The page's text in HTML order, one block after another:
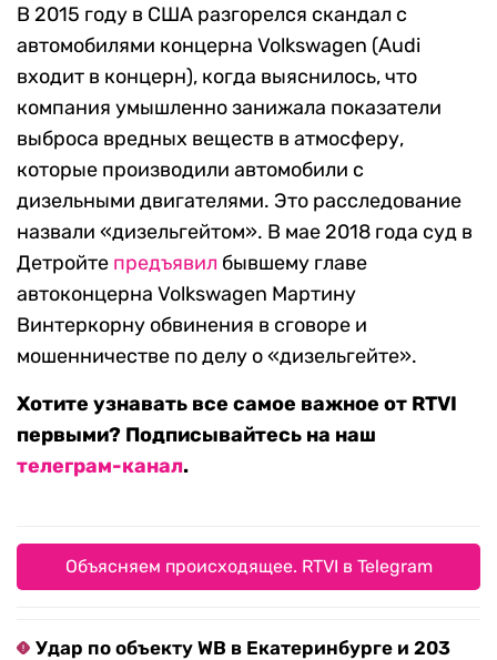
В 2015 году в США разгорелся скандал с
автомобилями концерна Volkswagen (Audi
входит в концерн), когда выяснилось, что
компания умышленно занижала показатели
выброса вредных веществ в атмосферу,
которые производили автомобили с
дизельными двигателями. Это расследование
назвали «дизельгейтом». В мае 2018 года суд в
Детройте предъявил бывшему главе
автоконцерна Volkswagen Мартину
Винтеркорну обвинения в сговоре и
мошенничестве по делу о «дизельгейте».
Хотите узнавать все самое важное от RTVI
первыми? Подписывайтесь на наш
телеграм-канал.
Объясняем происходящее. RTVI в Telegram
Удар по объекту WB в Екатеринбурге и 203